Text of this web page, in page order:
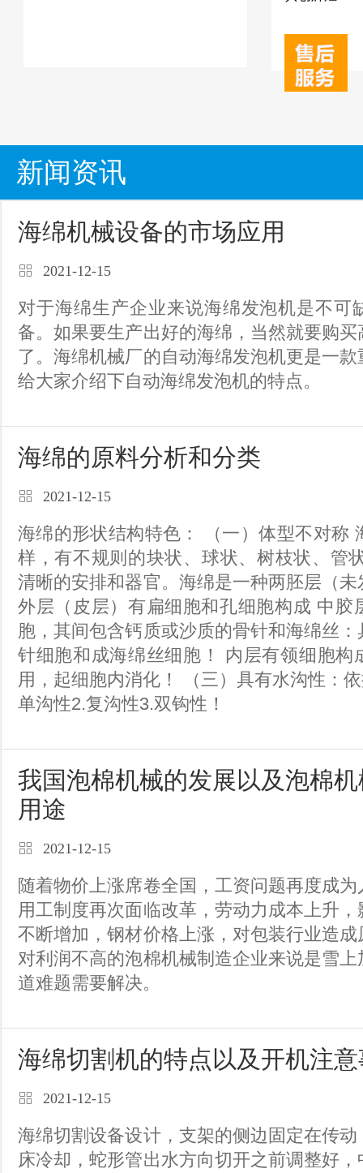
新闻资讯
海绵机械设备的市场应用
2021-12-15
对于海绵生产企业来说海绵发泡机是不可
备。如果要生产出好的海绵，当然就要购
了。海绵机械厂的自动海绵发泡机更是一
给大家介绍下自动海绵发泡机的特点。
海绵的原料分析和分类
2021-12-15
海绵的形状结构特色： （一）体型不对称 海绵的形状各式各
样，有不规则的块状、球状、树枝状、管状等！ （
清晰的安排和器官。海绵是一种两胚层（
外层（皮层）有扁细胞和孔细胞构成 中胶层是没有成层的细
胞，其间包含钙质或沙质的骨针和海绵丝
针细胞和成海绵丝细胞！ 内层有领细胞构成，组要是养分功
用，起细胞内消化！ （三）具有水沟性：依据类型科分为为1.
单沟性2.复沟性3.双钩性！
我国泡棉机械的发展以及泡棉
用途
2021-12-15
随着物价上涨席卷全国，工资问题再度成
用工制度再次面临改革，劳动力成本上升
不断增加，钢材价格上涨，对包装行业造
对利润不高的泡棉机械制造企业来说是雪
道难题需要解决。
海绵切割机的特点以及开机注
2021-12-15
海绵切割设备设计，支架的侧边固定在传
床冷却，蛇形管出水方向切开之前调整好